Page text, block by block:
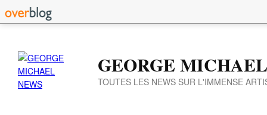
GEORGE
TOUTES LES NEWS SUR L'IMMENSE